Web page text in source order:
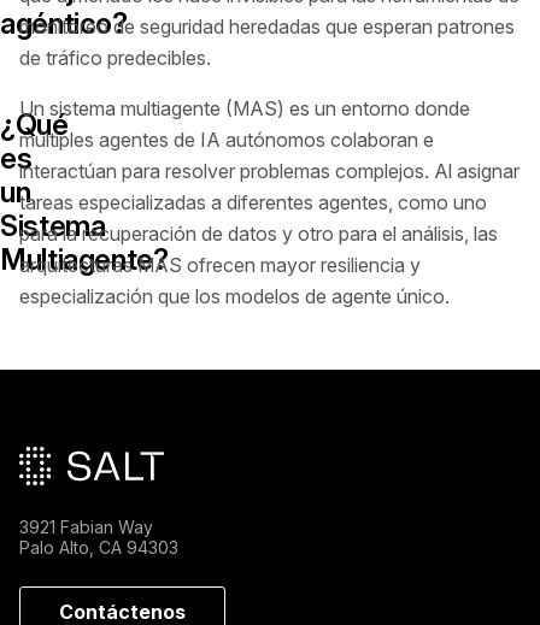
agéntico?
monitoreo de seguridad heredadas que esperan patrones
de tráfico predecibles.
¿Qué
es
un
Sistema
Multiagente?
Un sistema multiagente (MAS) es un entorno donde
múltiples agentes de IA autónomos colaboran e
interactúan para resolver problemas complejos. Al asignar
tareas especializadas a diferentes agentes, como uno
para la recuperación de datos y otro para el análisis, las
arquitecturas MAS ofrecen mayor resiliencia y
especialización que los modelos de agente único.
3921 Fabian Way
Palo Alto, CA 94303
Contáctenos